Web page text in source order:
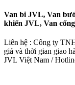
Van bi JVL, Van
khiển JVL, Van
Liên hệ : Công ty
giá và thời gian giao
JVL Việt Nam /